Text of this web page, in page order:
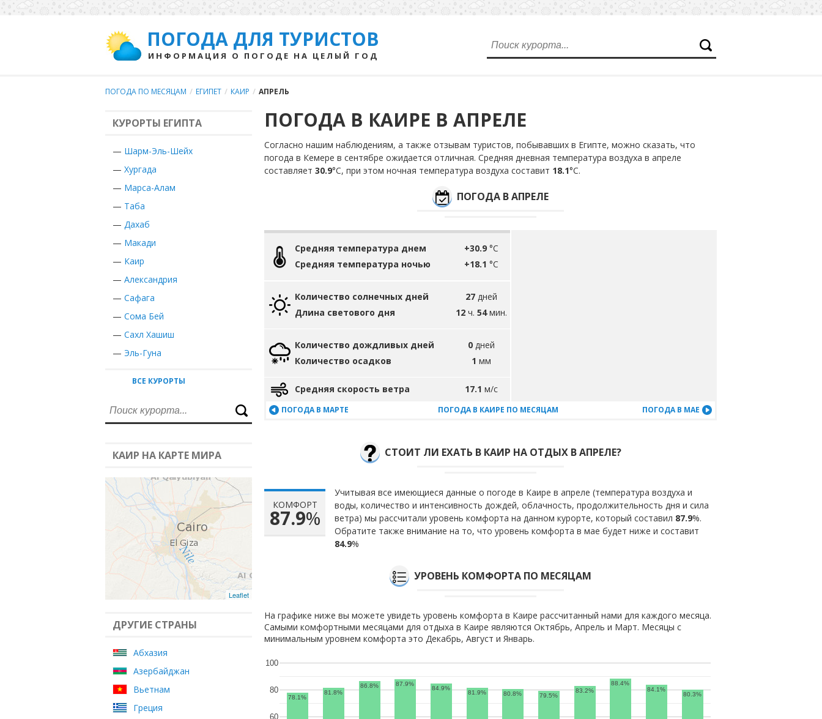
ПОГОДА ДЛЯ ТУРИСТОВ
ИНФОРМАЦИЯ О ПОГОДЕ НА ЦЕЛЫЙ ГОД
ПОГОДА ПО МЕСЯЦАМ / ЕГИПЕТ / КАИР / АПРЕЛЬ
КУРОРТЫ ЕГИПТА
— Шарм-Эль-Шейх
— Хургада
— Марса-Алам
— Таба
— Дахаб
— Макади
— Каир
— Александрия
— Сафага
— Сома Бей
— Сахл Хашиш
— Эль-Гуна
ВСЕ КУРОРТЫ
КАИР НА КАРТЕ МИРА
Leaflet
ДРУГИЕ СТРАНЫ
Абхазия
Азербайджан
Вьетнам
Греция
ПОГОДА В КАИРЕ В АПРЕЛЕ
Согласно нашим наблюдениям, а также отзывам туристов, побывавших в Египте, можно сказать, что
погода в Кемере в сентябре ожидается отличная. Средняя дневная температура воздуха в апреле
составляет 30.9°С, при этом ночная температура воздуха составит 18.1°С.
ПОГОДА В АПРЕЛЕ
Средняя температура днем
Средняя температура ночью
+30.9 °C
+18.1 °C
Количество солнечных дней
Длина светового дня
27 дней
12 ч. 54мин.
Количество дождливых дней
Количество осадков
0 дней
1 мм
Средняя скорость ветра 17.1 м/с
ПОГОДА В МАРТЕ ПОГОДА В КАИРЕ ПО МЕСЯЦАМ ПОГОДА В МАЕ
СТОИТ ЛИ ЕХАТЬ В КАИР НА ОТДЫХ В АПРЕЛЕ?
КОМФОРТ
87.9%
Учитывая все имеющиеся данные о погоде в Каире в апреле (температура воздуха и
воды, количество и интенсивность дождей, облачность, продолжительность дня и сила
ветра) мы рассчитали уровень комфорта на данном курорте, который составил 87.9%.
Обратите также внимание на то, что уровень комфорта в мае будет ниже и составит
84.9%
УРОВЕНЬ КОМФОРТА ПО МЕСЯЦАМ
На графике ниже вы можете увидеть уровень комфорта в Каире рассчитанный нами для каждого месяца.
Самыми комфортными месяцами для отдыха в Каире являются Октябрь, Апрель и Март. Месяцы с
минимальным уровнем комфорта это Декабрь, Август и Январь.
60
80
100
78.1%
81.8%
86.8% 87.9%
84.9%
81.9% 80.8% 79.5%
83.2%
88.4%
84.1%
80.3%